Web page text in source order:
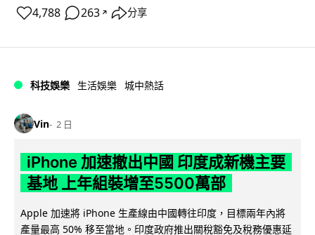
4,788 263 ↗ 分享
科技娛樂 生活娛樂 城中熱話
Vin 2 日
iPhone 加速撤出中國 印度成新機主要
基地 上年組裝增至5500萬部
Apple 加速將 iPhone 生產線由中國轉往印度，目標兩年內將
產量最高 50% 移至當地。印度政府推出關稅豁免及稅務優惠延